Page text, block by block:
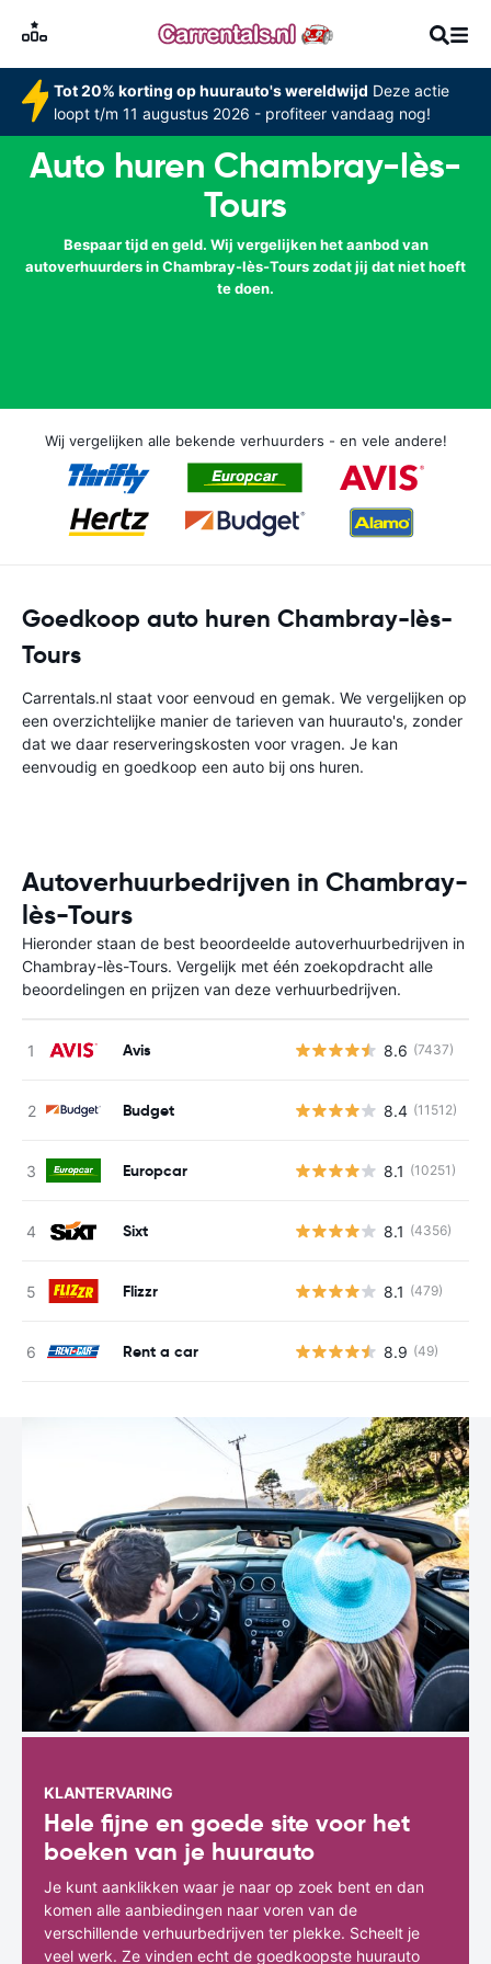
Tot 20% korting op huurauto's wereldwijd Deze actie
loopt t/m 11 augustus 2026 - profiteer vandaag nog!
Auto huren Chambray-lès-
Tours
Bespaar tijd en geld. Wij vergelijken het aanbod van
autoverhuurders in Chambray-lès-Tours zodat jij dat niet hoeft
te doen.
Wij vergelijken alle bekende verhuurders - en vele andere!
Goedkoop auto huren Chambray-lès-
Tours
Carrentals.nl staat voor eenvoud en gemak. We vergelijken op
een overzichtelijke manier de tarieven van huurauto's, zonder
dat we daar reserveringskosten voor vragen. Je kan
eenvoudig en goedkoop een auto bij ons huren.
Autoverhuurbedrijven in Chambray-
lès-Tours
Hieronder staan de best beoordeelde autoverhuurbedrijven in
Chambray-lès-Tours. Vergelijk met één zoekopdracht alle
beoordelingen en prijzen van deze verhuurbedrijven.
Avis 8.6 (7437)
Budget 8.4 (11512)
Europcar 8.1 (10251)
Sixt 8.1 (4356)
Flizzr 8.1 (479)
Rent a car 8.9 (49)
KLANTERVARING
Hele fijne en goede site voor het
boeken van je huurauto
Je kunt aanklikken waar je naar op zoek bent en dan
komen alle aanbiedingen naar voren van de
verschillende verhuurbedrijven ter plekke. Scheelt je
veel werk. Ze vinden echt de goedkoopste huurauto